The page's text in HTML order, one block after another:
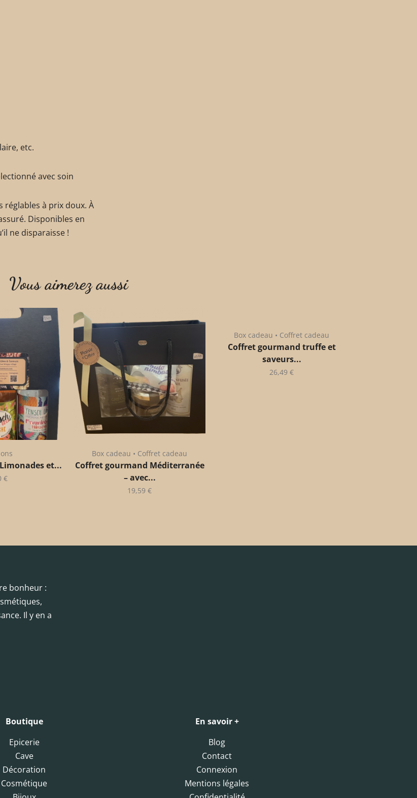
etc.
avec soin
réglables à prix doux. À
Disponibles en
ne disparaisse !
Vous aimerez aussi
et...
€
Box cadeau • Coffret cadeau
Coffret gourmand Méditerranée
– avec...
19,59 €
Box cadeau • Coffret cadeau
Coffret gourmand truffe et
saveurs...
26,49 €
bonheur :
Il y en a
Boutique
Epicerie
Cave
Décoration
Cosmétique
En savoir +
Blog
Contact
Connexion
Mentions légales